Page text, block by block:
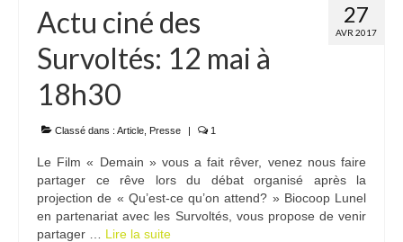
27
AVR 2017
Actu ciné des
Survoltés: 12 mai à
18h30
Classé dans : Article Presse | 1
Le Film « Demain » vous a fait rêver, venez nous faire
partager ce rêve lors du débat organisé après la
projection de « Qu’est-ce qu’on attend? » Biocoop Lunel
en partenariat avec les Survoltés, vous propose de venir
partager … Lire la suite­­